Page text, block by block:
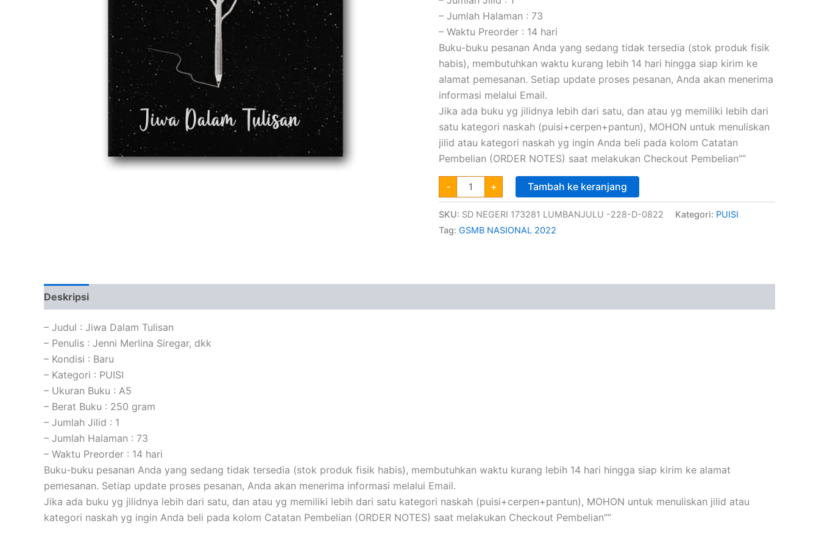
– Jumlah Halaman : 73
– Waktu Preorder : 14 hari
Buku-buku pesanan Anda yang sedang tidak tersedia (stok produk fisik
habis), membutuhkan waktu kurang lebih 14 hari hingga siap kirim ke
alamat pemesanan. Setiap update proses pesanan, Anda akan menerima
informasi melalui Email.
Jika ada buku yg jilidnya lebih dari satu, dan atau yg memiliki lebih dari
satu kategori naskah (puisi+cerpen+pantun), MOHON untuk menuliskan
jilid atau kategori naskah yg ingin Anda beli pada kolom Catatan
Pembelian (ORDER NOTES) saat melakukan Checkout Pembelian””
- + Tambah ke keranjang
SKU: SD NEGERI 173281 LUMBANJULU -228-D-0822 Kategori: PUISI
Tag: GSMB NASIONAL 2022
Deskripsi
– Judul : Jiwa Dalam Tulisan
– Penulis : Jenni Merlina Siregar, dkk
– Kondisi : Baru
– Kategori : PUISI
– Ukuran Buku : A5
– Berat Buku : 250 gram
– Jumlah Jilid : 1
– Jumlah Halaman : 73
– Waktu Preorder : 14 hari
Buku-buku pesanan Anda yang sedang tidak tersedia (stok produk fisik habis), membutuhkan waktu kurang lebih 14 hari hingga siap kirim ke alamat
pemesanan. Setiap update proses pesanan, Anda akan menerima informasi melalui Email.
Jika ada buku yg jilidnya lebih dari satu, dan atau yg memiliki lebih dari satu kategori naskah (puisi+cerpen+pantun), MOHON untuk menuliskan jilid atau
kategori naskah yg ingin Anda beli pada kolom Catatan Pembelian (ORDER NOTES) saat melakukan Checkout Pembelian””